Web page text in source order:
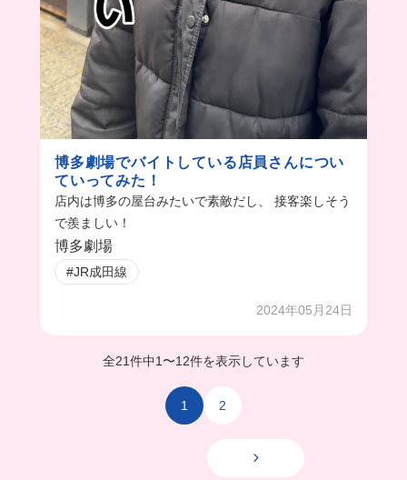
博多劇場でバイトしている店員さんについ
ていってみた！
店内は博多の屋台みたいで素敵だし、 接客楽しそう
で羨ましい！
博多劇場
#JR成田線
2024年05月24日
全21件中1 〜12件を表示しています
1 2